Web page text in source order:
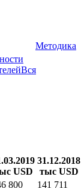
Методика
Вся
USD
31.12.2018
тыс USD
800
141 711